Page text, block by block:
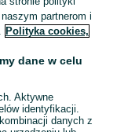
partnerom i
Polityka cookies,
dane w celu
Aktywne
identyfikacji.
danych z